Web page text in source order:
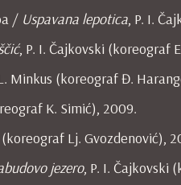
/ Uspavana lepotica, P. I.
, P. I. Čajkovski (koreograf
Minkus (koreograf Đ.
K. Simić), 2009.
Lj. Gvozdenović),
jezero, P. I. Čajkovski